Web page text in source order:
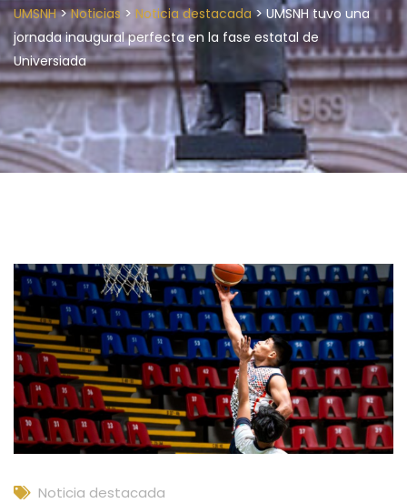
UMSNH>Noticias > Noticia destacada>UMSNH tuvo una
jornada inaugural perfecta en la fase estatal de
Universiada
Noticia destacada